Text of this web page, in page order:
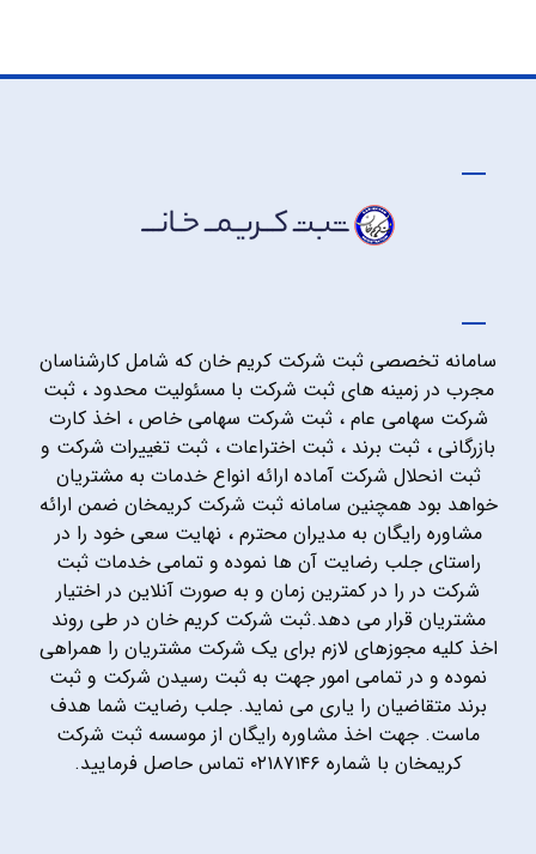
سامانه تخصصی ثبت شرکت کریم خان که شامل کارشناسان
مجرب در زمینه های ثبت شرکت با مسئولیت محدود ، ثبت
شرکت سهامی عام ، ثبت شرکت سهامی خاص ، اخذ کارت
بازرگانی ، ثبت برند ، ثبت اختراعات ، ثبت تغییرات شرکت و
ثبت انحلال شرکت آماده ارائه انواع خدمات به مشتریان
خواهد بود همچنین سامانه ثبت شرکت کریمخان ضمن ارائه
مشاوره رایگان به مدیران محترم ، نهایت سعی خود را در
راستای جلب رضایت آن ها نموده و تمامی خدمات ثبت
شرکت در را در کمترین زمان و به صورت آنلاین در اختیار
مشتریان قرار می دهد.ثبت شرکت کریم خان در طی روند
اخذ کلیه مجوزهای لازم برای یک شرکت مشتریان را همراهی
نموده و در تمامی امور جهت به ثبت رسیدن شرکت و ثبت
برند متقاضیان را یاری می نماید. جلب رضایت شما هدف
ماست. جهت اخذ مشاوره رایگان از موسسه ثبت شرکت
کریمخان با شماره ۰۲۱۸۷۱۴۶ تماس حاصل فرمایید.